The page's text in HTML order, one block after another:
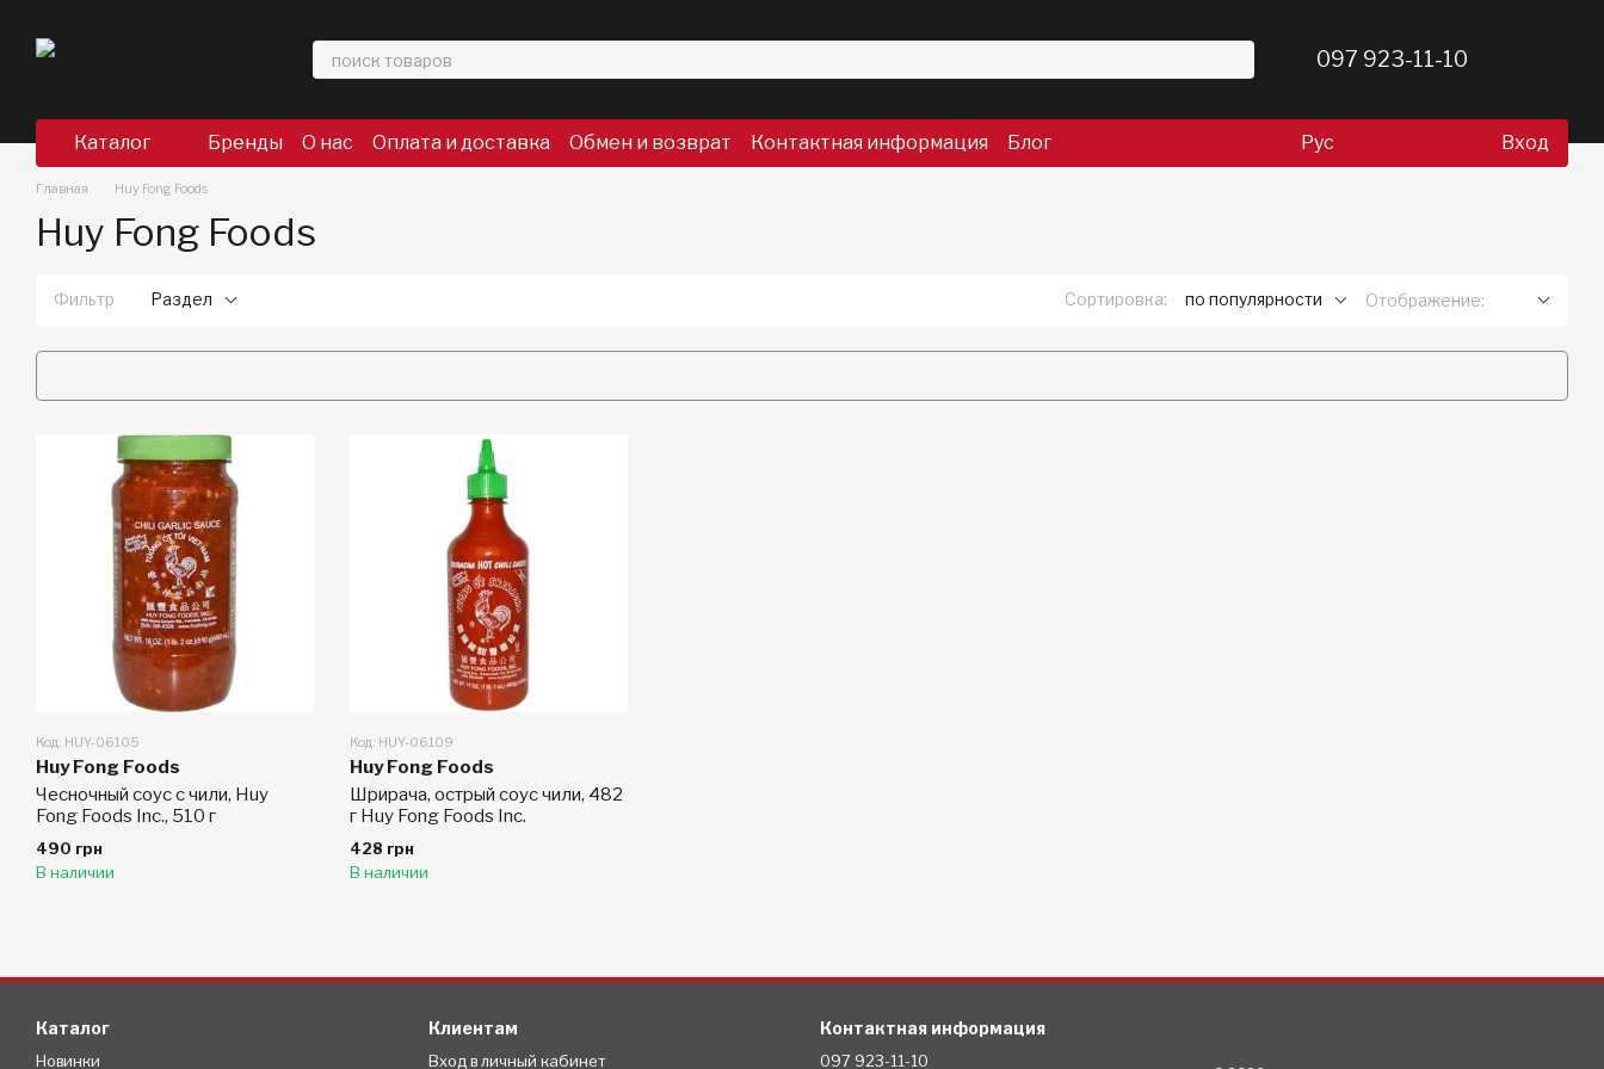
097 923-11-10
Каталог Бренды О нас Оплата и доставка Обмен и возврат Контактная информация Блог Рус Вход
Главная Huy Fong Foods
Huy Fong Foods
Фильтр Раздел Сортировка: по популярности Отображение:
Код: HUY-06105
Huy Fong Foods
Чесночный соус с чили, Huy
Fong Foods Inc., 510 г
490 грн
В наличии
Код: HUY-06109
Huy Fong Foods
Шрирача, острый соус чили, 482
г Huy Fong Foods Inc.
428 грн
В наличии
Каталог
Новинки
Клиентам
Вход в личный кабинет
Контактная информация
097 923-11-10